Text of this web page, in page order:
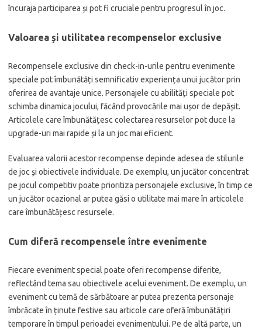
încuraja participarea și pot fi cruciale pentru progresul în joc.
Valoarea și utilitatea recompenselor exclusive
Recompensele exclusive din check-in-urile pentru evenimente
speciale pot îmbunătăți semnificativ experiența unui jucător prin
oferirea de avantaje unice. Personajele cu abilități speciale pot
schimba dinamica jocului, făcând provocările mai ușor de depășit.
Articolele care îmbunătățesc colectarea resurselor pot duce la
upgrade-uri mai rapide și la un joc mai eficient.
Evaluarea valorii acestor recompense depinde adesea de stilurile
de joc și obiectivele individuale. De exemplu, un jucător concentrat
pe jocul competitiv poate prioritiza personajele exclusive, în timp ce
un jucător ocazional ar putea găsi o utilitate mai mare în articolele
care îmbunătățesc resursele.
Cum diferă recompensele între evenimente
Fiecare eveniment special poate oferi recompense diferite,
reflectând tema sau obiectivele acelui eveniment. De exemplu, un
eveniment cu temă de sărbătoare ar putea prezenta personaje
îmbrăcate în ținute festive sau articole care oferă îmbunătățiri
temporare în timpul perioadei evenimentului. Pe de altă parte, un